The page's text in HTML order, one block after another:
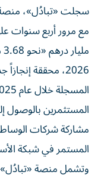
سجلت «تبادُل»، منصة
2026، محققة
المستثمرين بالوصول
مشاركة شركات
المستمر في شبكة
وتشمل منصة «تبادُل»